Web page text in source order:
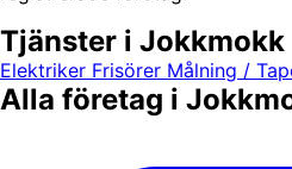
Tjänster i Jokkmokk
Elektriker Frisörer Målning /
Alla företag i